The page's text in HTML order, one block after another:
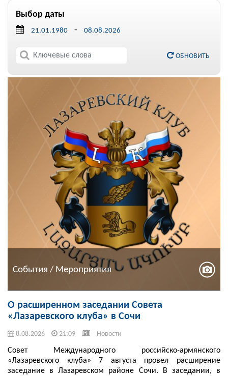
Выбор даты
-
ОБНОВИТЬ
События / Мероприятия
О расширенном заседании Совета
«Лазаревского клуба» в Сочи
8.08.2026 21:09 Новости
Совет Международного российско-армянского
«Лазаревского клуба» 7 августа провел расширение
заседание в Лазаревском районе Сочи. В заседании, в